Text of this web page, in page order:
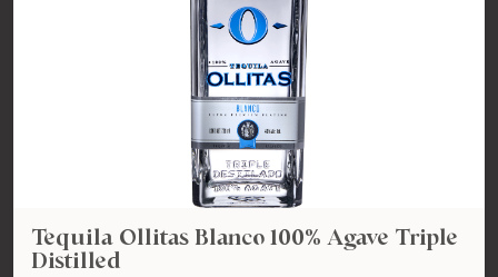
Tequila Ollitas Blanco 100% Agave Triple
Distilled